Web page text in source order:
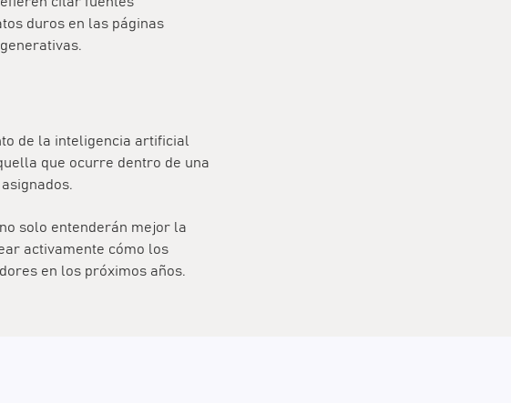
duros en las páginas
de la inteligencia artificial
que ocurre dentro de una
solo entenderán mejor la
activamente cómo los
en los próximos años.